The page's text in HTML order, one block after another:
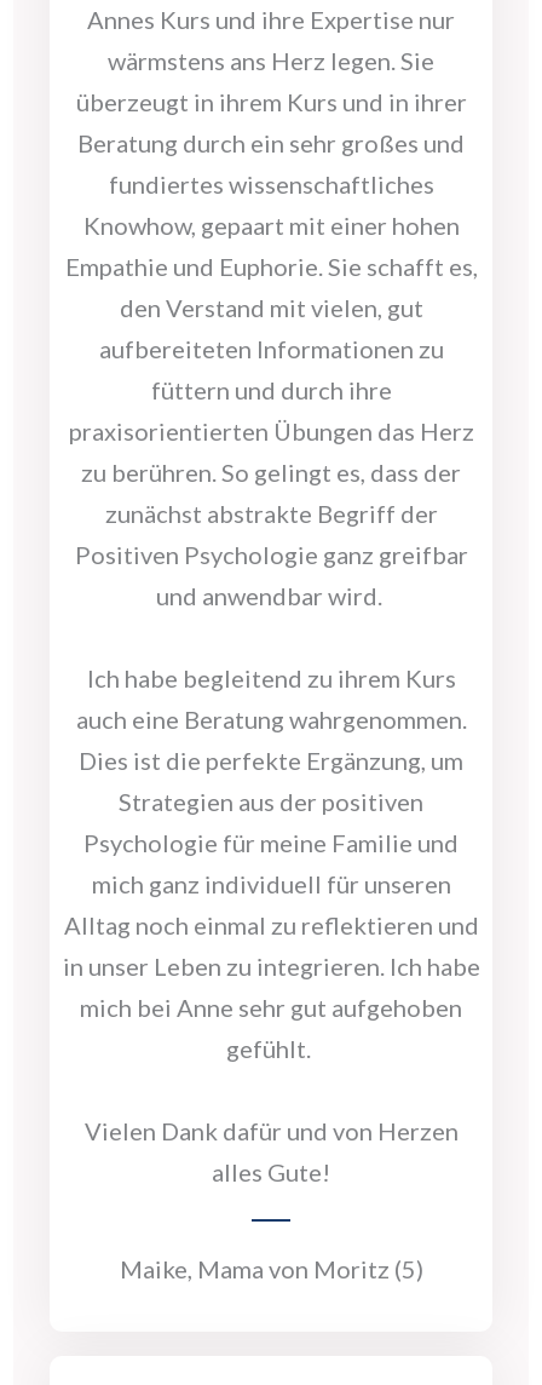
Annes Kurs und ihre Expertise nur
wärmstens ans Herz legen.Sie
überzeugt in ihrem Kurs und in ihrer
Beratung durch ein sehr großes und
fundiertes wissenschaftliches
Knowhow, gepaart mit einer hohen
Empathie und Euphorie. Sie schafft es,
den Verstand mit vielen, gut
aufbereiteten Informationen zu
füttern und durch ihre
praxisorientierten Übungen das Herz
zu berühren. So gelingt es, dass der
zunächst abstrakte Begriff der
Positiven Psychologie ganz greifbar
und anwendbar wird.
Ich habe begleitend zu ihrem Kurs
auch eine Beratung wahrgenommen.
Dies ist die perfekte Ergänzung, um
Strategien aus der positiven
Psychologie für meine Familie und
mich ganz individuell für unseren
Alltag noch einmal zu reflektieren und
in unser Leben zu integrieren. Ich habe
mich bei Anne sehr gut aufgehoben
gefühlt.
Vielen Dank dafür und von Herzen
alles Gute!
Maike, Mama von Moritz (5)